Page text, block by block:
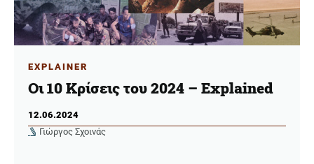
EXPLAINER
Οι 10 Κρίσεις του 2024 – Explained
12.06.2024
Γιώργος Σχοινάς